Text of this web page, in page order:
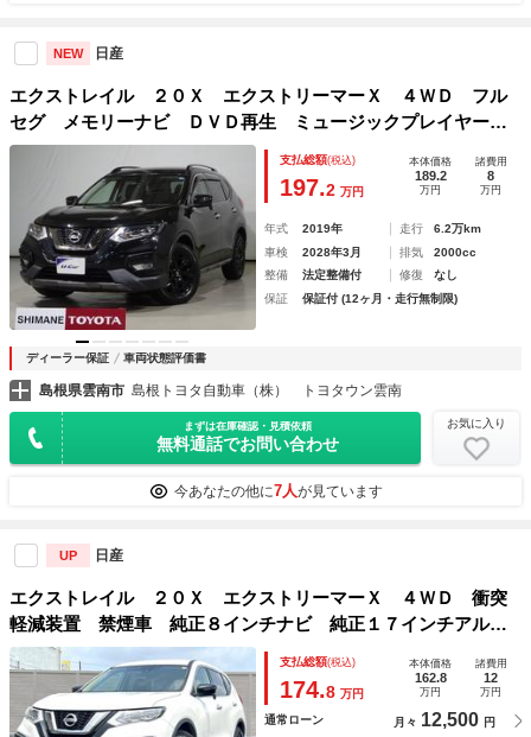
NEW 日産
エクストレイル ２０Ｘ エクストリーマーＸ ４ＷＤ フル
セグ メモリーナビ ＤＶＤ再生 ミュージックプレイヤー接
続可 バックカメラ パワーバックドア 衝突被害軽減システ
ム ドラレコ スマートキー ＬＥＤヘッドランプ 純正アル
ミ 合皮シート
支払総額(税込)
197.2 万円
本体価格
189.2
万円
諸費用
8
万円
年式 2019年 走行
6.2万km
車検
2028年3月 排気
2000cc
整備
法定整備付 修復
なし
保証
保証付 (12ヶ月・走行無制限)
ディーラー保証 車両状態評価書
島根県雲南市 島根トヨタ自動車（株） トヨタウン雲南
まずは在庫確認・見積依頼
無料通話でお問い合わせ
お気に入り
今あなたの他に7人が見ています
UP 日産
エクストレイル ２０Ｘ エクストリーマーＸ ４ＷＤ 衝突
軽減装置 禁煙車 純正８インチナビ 純正１７インチアルミ
ホイール バックカメラ ＥＴＣ Ｂｌｕｅｔｏｏｔｈ フル
セグ ドライブレコーダー 合皮シート ＬＥＤヘッドライ
ト クリアランスソナー
支払総額(税込)
174.8 万円
本体価格
162.8
万円
諸費用
12
万円
通常ローン 月々 12,500 円